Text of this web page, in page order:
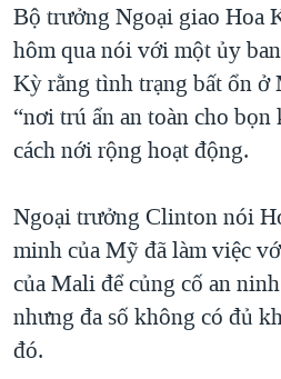
Bộ trưởng Ngoại giao
hôm qua nói với một ủy
Kỳ rằng tình trạng bất ổn ở
“nơi trú ẩn an toàn cho
cách nới rộng hoạt động.
Ngoại trưởng Clinton nói
minh của Mỹ đã làm việc
của Mali để củng cố an
nhưng đa số không có đủ
đó.